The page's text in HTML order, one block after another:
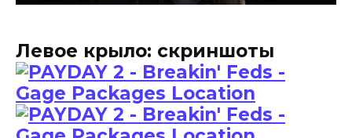
Левое крыло: скриншоты